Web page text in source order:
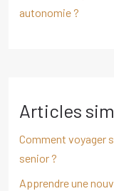
autonomie ?
Articles
Comment voyager
senior ?
Apprendre une